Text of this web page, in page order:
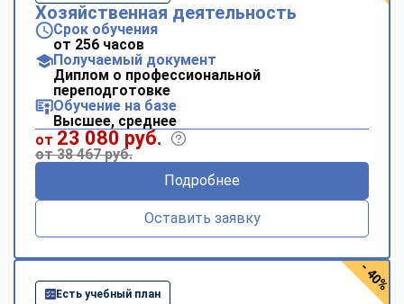
Хозяйственная деятельность
Срок обучения
от 256 часов
Получаемый документ
Диплом о профессиональной
переподготовке
Обучение на базе
Высшее, среднее
от 23 080 руб.
от 38 467 руб.
Подробнее
Оставить заявку
Есть учебный план
- 40%